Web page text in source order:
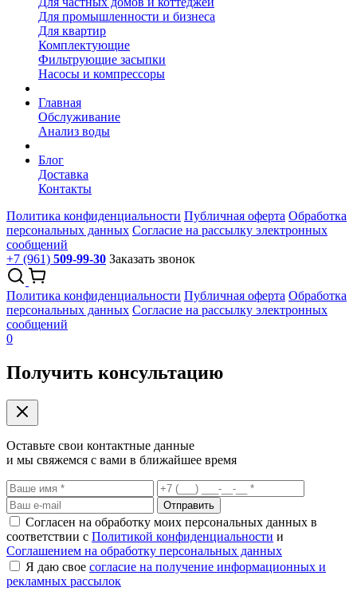
Для промышленности и бизнеса
Для квартир
Комплектующие
Фильтрующие засыпки
Насосы и компрессоры
Главная
Обслуживание
Анализ воды
Блог
Доставка
Контакты
Политика конфиденциальности Публичная оферта Обработка
персональных данных Согласие на рассылку электронных
сообщений
+7 (961) 509-99-30 Заказать звонок
Политика конфиденциальности Публичная оферта Обработка
персональных данных Согласие на рассылку электронных
сообщений
0
Получить консультацию
Оставьте свои контактные данные
и мы свяжемся с вами в ближайшее время
Отправить
Согласен на обработку моих персональных данных в
соответствии с Политикой конфиденциальности и
Соглашением на обработку персональных данных
Я даю свое согласие на получение информационных и
рекламных рассылок